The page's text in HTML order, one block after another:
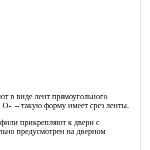
в виде лент прямоугольного
– такую форму имеет срез ленты.
прикрепляют к двери с
предусмотрен на дверном